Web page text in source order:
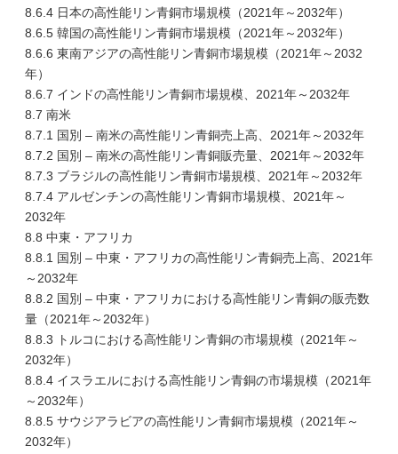
8.6.4 日本の高性能リン青銅市場規模（2021年～2032年）
8.6.5 韓国の高性能リン青銅市場規模（2021年～2032年）
8.6.6 東南アジアの高性能リン青銅市場規模（2021年～2032
年）
8.6.7 インドの高性能リン青銅市場規模、2021年～2032年
8.7 南米
8.7.1 国別 – 南米の高性能リン青銅売上高、2021年～2032年
8.7.2 国別 – 南米の高性能リン青銅販売量、2021年～2032年
8.7.3 ブラジルの高性能リン青銅市場規模、2021年～2032年
8.7.4 アルゼンチンの高性能リン青銅市場規模、2021年～
2032年
8.8 中東・アフリカ
8.8.1 国別 – 中東・アフリカの高性能リン青銅売上高、2021年
～2032年
8.8.2 国別 – 中東・アフリカにおける高性能リン青銅の販売数
量（2021年～2032年）
8.8.3 トルコにおける高性能リン青銅の市場規模（2021年～
2032年）
8.8.4 イスラエルにおける高性能リン青銅の市場規模（2021年
～2032年）
8.8.5 サウジアラビアの高性能リン青銅市場規模（2021年～
2032年）